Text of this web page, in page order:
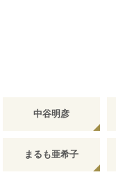
中谷明彦
まるも亜希子